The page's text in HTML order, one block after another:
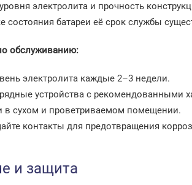
электролита и прочность
состояния батареи её срок службы
обслуживанию:
электролита каждые 2–3 недели.
устройства с рекомендованными
в сухом и проветриваемом помещении.
контакты для предотвращения
и защита